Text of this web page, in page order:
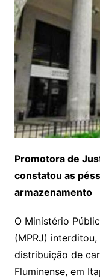
Promotora de
constatou as
armazenamento
O Ministério
(MPRJ)
distribuição de
Fluminense, em